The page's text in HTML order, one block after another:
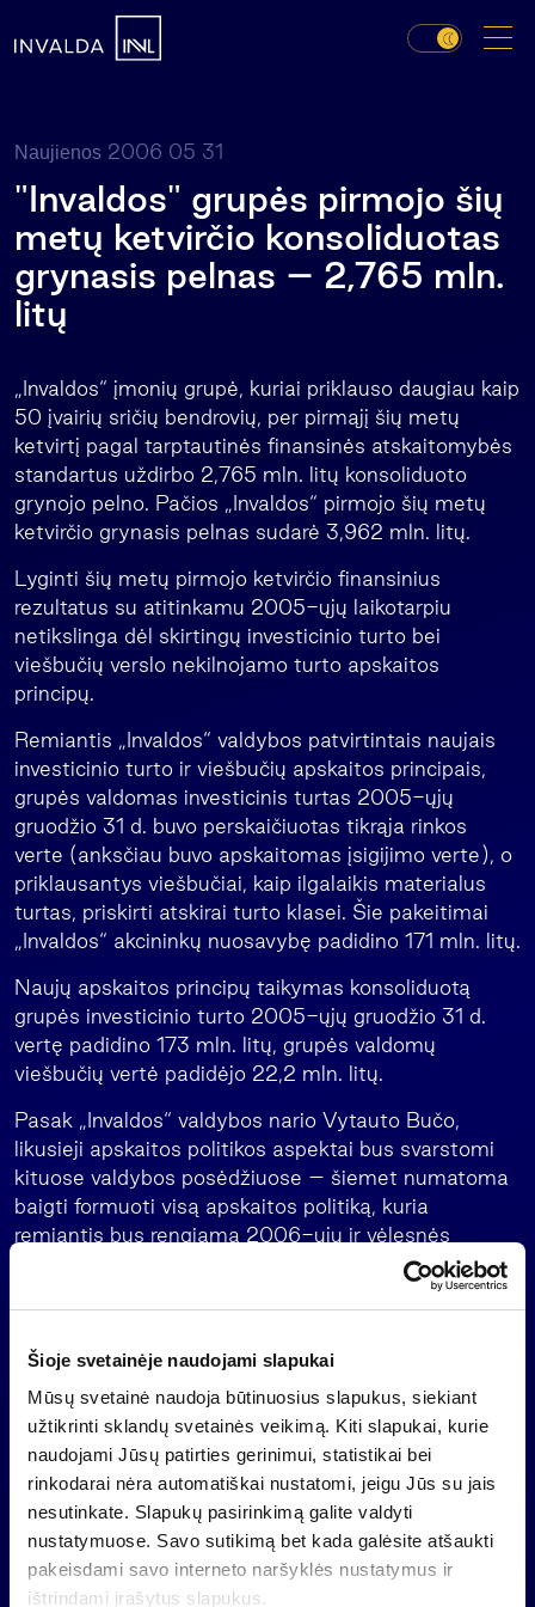
Šioje svetainėje naudojami slapukai
Mūsų svetainė naudoja būtinuosius slapukus, siekiant
užtikrinti sklandų svetainės veikimą. Kiti slapukai, kurie
naudojami Jūsų patirties gerinimui, statistikai bei
rinkodarai nėra automatiškai nustatomi, jeigu Jūs su jais
nesutinkate. Slapukų pasirinkimą galite valdyti
nustatymuose. Savo sutikimą bet kada galėsite atšaukti
pakeisdami savo interneto naršyklės nustatymus ir
ištrindami įrašytus slapukus.
Naujienos 2006 05 31
"Invaldos" grupės pirmojo šių
metų ketvirčio konsoliduotas
grynasis pelnas – 2,765 mln.
litų
„Invaldos“ įmonių grupė, kuriai priklauso daugiau kaip
50 įvairių sričių bendrovių, per pirmąjį šių metų
ketvirtį pagal tarptautinės finansinės atskaitomybės
standartus uždirbo 2,765 mln. litų konsoliduoto
grynojo pelno. Pačios „Invaldos“ pirmojo šių metų
ketvirčio grynasis pelnas sudarė 3,962 mln. litų.
Lyginti šių metų pirmojo ketvirčio finansinius
rezultatus su atitinkamu 2005-ųjų laikotarpiu
netikslinga dėl skirtingų investicinio turto bei
viešbučių verslo nekilnojamo turto apskaitos
principų.
Remiantis „Invaldos“ valdybos patvirtintais naujais
investicinio turto ir viešbučių apskaitos principais,
grupės valdomas investicinis turtas 2005-ųjų
gruodžio 31 d. buvo perskaičiuotas tikrąja rinkos
verte (anksčiau buvo apskaitomas įsigijimo verte), o
priklausantys viešbučiai, kaip ilgalaikis materialus
turtas, priskirti atskirai turto klasei. Šie pakeitimai
„Invaldos“ akcininkų nuosavybę padidino 171 mln. litų.
Naujų apskaitos principų taikymas konsoliduotą
grupės investicinio turto 2005-ųjų gruodžio 31 d.
vertę padidino 173 mln. litų, grupės valdomų
viešbučių vertė padidėjo 22,2 mln. litų.
Pasak „Invaldos“ valdybos nario Vytauto Bučo,
likusieji apskaitos politikos aspektai bus svarstomi
kituose valdybos posėdžiuose – šiemet numatoma
baigti formuoti visą apskaitos politiką, kuria
remiantis bus rengiama 2006-ųjų ir vėlesnės
metinės „Invaldos“ finansinės atskaitomybės.
„Apskaitos principai keičiami siekiant, kad finansinė
„Invaldos“ grupės veiklos rezultatus bei valdomą
turtą, kas labai svarbu atskleidžiant pilną informaciją
akcininkams ir kitoms suinteresuotoms šalims. Visi
pakeitimai atliekami vadovaujantis tokio pobūdžio
įmonių praktika Europos Sąjungoje bei
reglamentuotais tarptautinės apskaitos standartais“,
– sakė V. Bučas.
„Invaldos” įmonių grupei priklauso didžiausia